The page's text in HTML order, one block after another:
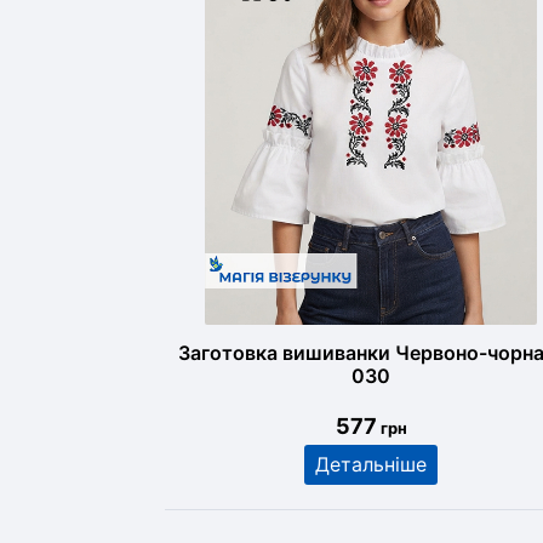
Заготовка вишиванки Червоно-
030
577 грн
Детальніше